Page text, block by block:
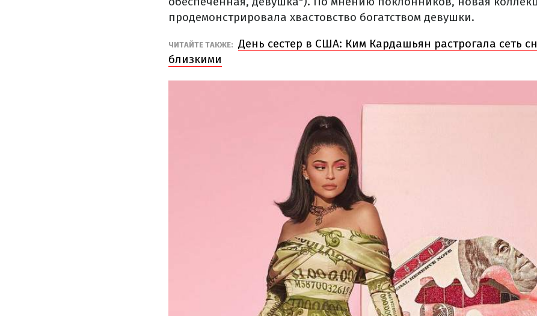
продемонстрировала хвастовство богатством девушки.
ЧИТАЙТЕ ТАКЖЕ: День сестер в США: Ким Кардашьян растрогала сеть
близкими